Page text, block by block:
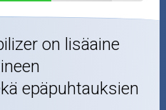
on lisäaine
epäpuhtauksien